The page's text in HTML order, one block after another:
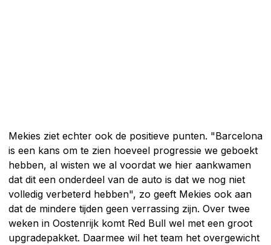
Mekies ziet echter ook de positieve punten. "Barcelona
is een kans om te zien hoeveel progressie we geboekt
hebben, al wisten we al voordat we hier aankwamen
dat dit een onderdeel van de auto is dat we nog niet
volledig verbeterd hebben", zo geeft Mekies ook aan
dat de mindere tijden geen verrassing zijn. Over twee
weken in Oostenrijk komt Red Bull wel met een groot
upgradepakket. Daarmee wil het team het overgewicht